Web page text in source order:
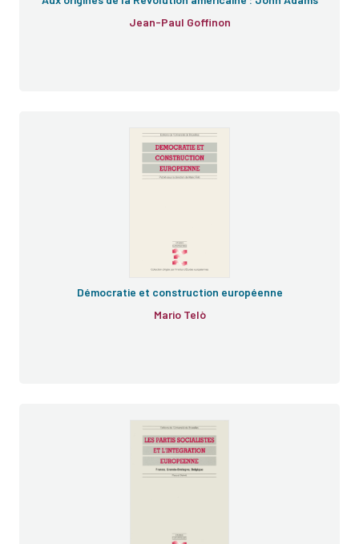
Jean-Paul Goffinon
Démocratie et construction européenne
Mario Telò